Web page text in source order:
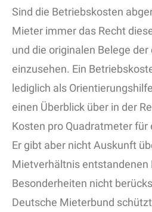
Sind die Betriebskosten
Mieter immer das Recht
und die originalen Belege
einzusehen. Ein
lediglich als
einen Überblick über in der
Kosten pro Quadratmeter für
Er gibt aber nicht Auskunft
Mietverhältnis entstandenen
Besonderheiten nicht
Deutsche Mieterbund